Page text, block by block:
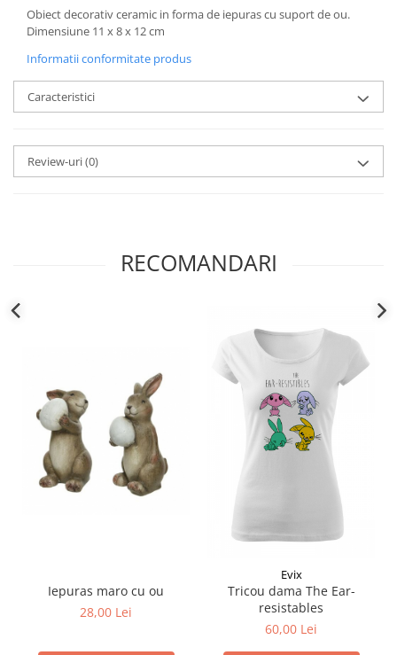
Obiect decorativ ceramic in forma de iepuras cu suport de ou.
Dimensiune 11 x 8 x 12 cm
Informatii conformitate produs
Caracteristici
Review-uri(0)
RECOMANDARI
Iepuras maro cu ou
28,00 Lei
Evix
Tricou dama The Ear-
resistables
60,00 Lei